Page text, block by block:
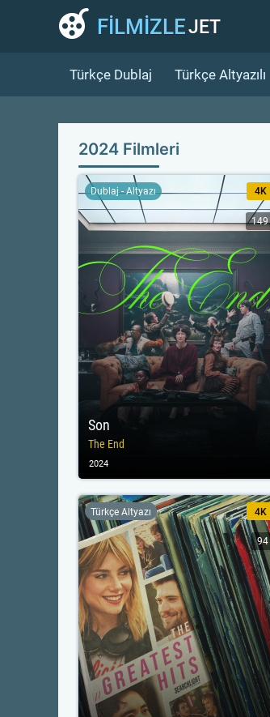
FİLMİZLEJET
Türkçe Dublaj Türkçe Altyazılı
2024 Filmleri
Son
The End
Dublaj - Altyazı 4K
149
2024
Türkçe Altyazı 4K
94